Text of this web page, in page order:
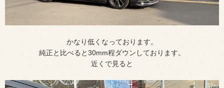
かなり低くなっております。
純正と比べると30mm程ダウンしております。
近くで見ると